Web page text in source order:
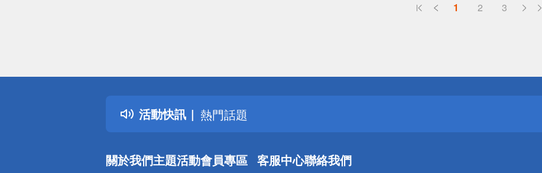
1 2 3
活動快訊
詐騙網頁！請小心！
得獎公告
熱門話題
銀行優惠
詐騙網頁！請小心！
關於我們主題活動會員專區 客服中心聯絡我們